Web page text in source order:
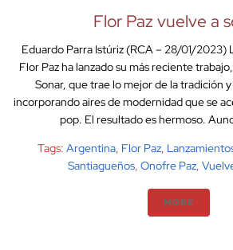
Flor Paz vuelve a
Eduardo Parra Istúriz (RCA – 28/01/2023)
Flor Paz ha lanzado su más reciente
Sonar, que trae lo mejor de la tradición
incorporando aires de modernidad que se
pop. El resultado es hermoso.
Tags: Argentina, Flor Paz,
Santiagueños, Onofre Paz,
MORE